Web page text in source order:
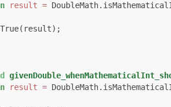
result =
result =